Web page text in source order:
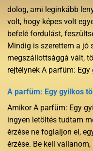
dolog, ami leginkább
volt, hogy képes volt
befelé fordulást,
Mindig is szerettem a jó
megszállottsággá vált,
rejtélynek A parfüm:
A parfüm: Egy gyilkos
Amikor A parfüm: Egy
ingyen letöltés tudtam
érzése ne foglaljon el,
érzése. Be kell